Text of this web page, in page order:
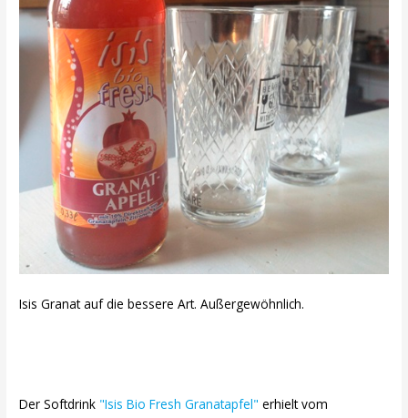
Isis Granat auf die bessere Art. Außergewöhnlich.
Der Softdrink "Isis Bio Fresh Granatapfel" erhielt vom